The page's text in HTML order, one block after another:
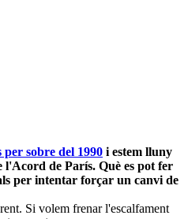
per sobre del 1990 i estem lluny
l'Acord de París. Què es pot fer
per intentar forçar un canvi de
Si volem frenar l'escalfament